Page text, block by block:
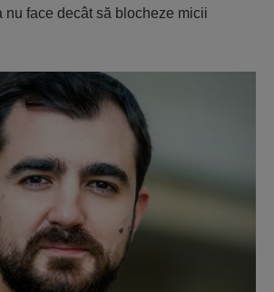
nu face decât să blocheze micii